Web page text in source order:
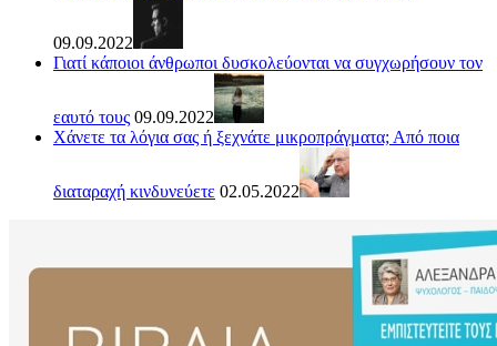
09.09.2022
Γιατί κάποιοι άνθρωποι δυσκολεύονται να συγχωρήσουν τον
εαυτό τους 09.09.2022
Χάνετε τα λόγια σας ή ξεχνάτε μικροπράγματα; Από ποια
διαταραχή κινδυνεύετε 02.05.2022